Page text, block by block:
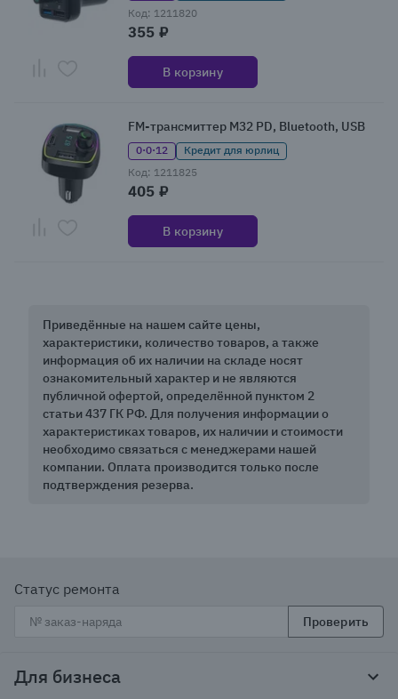
Код: 1211820
355 ₽
В корзину
FM-трансмиттер M32 PD, Bluetooth, USB
0·0·12
Кредит для юрлиц
Код: 1211825
405 ₽
В корзину
Приведённые на нашем сайте цены,
характеристики, количество товаров, а также
информация об их наличии на складе носят
ознакомительный характер и не являются
публичной офертой, определённой пунктом 2
статьи 437 ГК РФ. Для получения информации о
характеристиках товаров, их наличии и стоимости
необходимо связаться с менеджерами нашей
компании. Оплата производится только после
подтверждения резерва.
Статус ремонта
Проверить
Для бизнеса